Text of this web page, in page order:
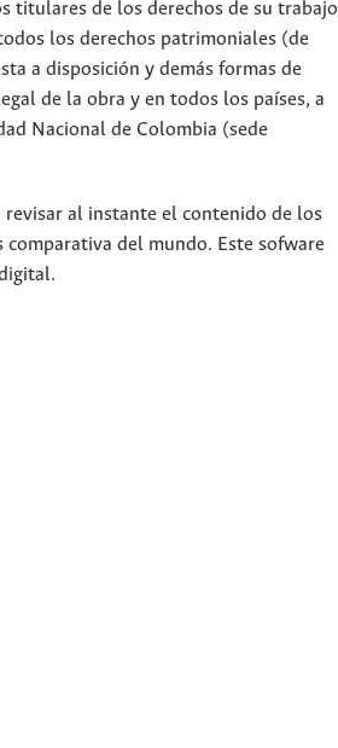
titulares de los derechos de su trabajo
los derechos patrimoniales (de
a disposición y demás formas de
de la obra y en todos los países, a
Nacional de Colombia (sede
al instante el contenido de los
del mundo. Este sofware